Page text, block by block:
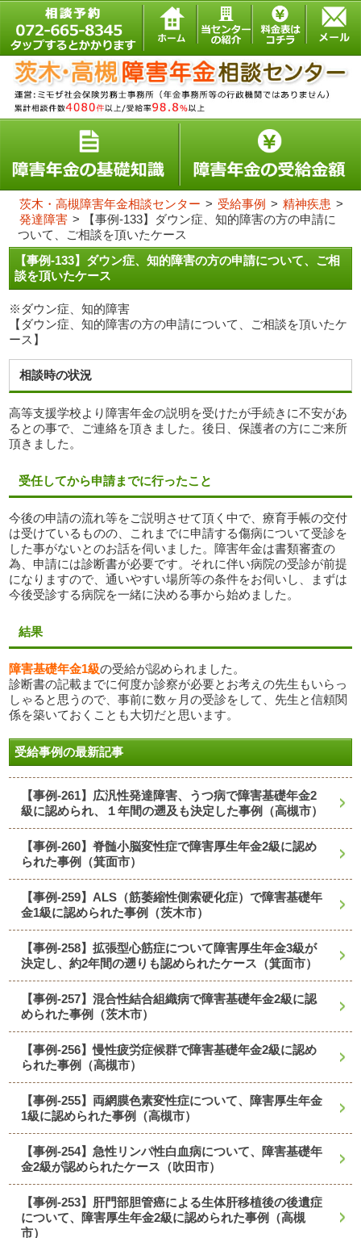
茨木・高槻障害年金相談センター > 受給事例 > 精神疾患 >
発達障害 >
【事例-133】ダウン症、知的障害の方の申請に
ついて、ご相談を頂いたケース
【事例-133】ダウン症、知的障害の方の申請について、ご相
談を頂いたケース
※ダウン症、知的障害
【ダウン症、知的障害の方の申請について、ご相談を頂いたケ
ース】
相談時の状況
高等支援学校より障害年金の説明を受けたが手続きに不安があ
るとの事で、ご連絡を頂きました。後日、保護者の方にご来所
頂きました。
受任してから申請までに行ったこと
今後の申請の流れ等をご説明させて頂く中で、療育手帳の交付
は受けているものの、これまでに申請する傷病について受診を
した事がないとのお話を伺いました。障害年金は書類審査の
為、申請には診断書が必要です。それに伴い病院の受診が前提
になりますので、通いやすい場所等の条件をお伺いし、まずは
今後受診する病院を一緒に決める事から始めました。
結果
障害基礎年金1級の受給が認められました。
診断書の記載までに何度か診察が必要とお考えの先生もいらっ
しゃると思うので、事前に数ヶ月の受診をして、先生と信頼関
係を築いておくことも大切だと思います。
受給事例の最新記事
【事例-261】広汎性発達障害、うつ病で障害基礎年金2
級に認められ、１年間の遡及も決定した事例（高槻市）
【事例-260】脊髄小脳変性症で障害厚生年金2級に認め
られた事例（箕面市）
【事例-259】ALS（筋萎縮性側索硬化症）で障害基礎年
金1級に認められた事例（茨木市）
【事例-258】拡張型心筋症について障害厚生年金3級が
決定し、約2年間の遡りも認められたケース（箕面市）
【事例-257】混合性結合組織病で障害基礎年金2級に認
められた事例（茨木市）
【事例-256】慢性疲労症候群で障害基礎年金2級に認め
られた事例（高槻市）
【事例-255】両網膜色素変性症について、障害厚生年金
1級に認められた事例（高槻市）
【事例-254】急性リンパ性白血病について、障害基礎年
金2級が認められたケース（吹田市）
【事例-253】肝門部胆管癌による生体肝移植後の後遺症
について、障害厚生年金2級に認められた事例（高槻
市）